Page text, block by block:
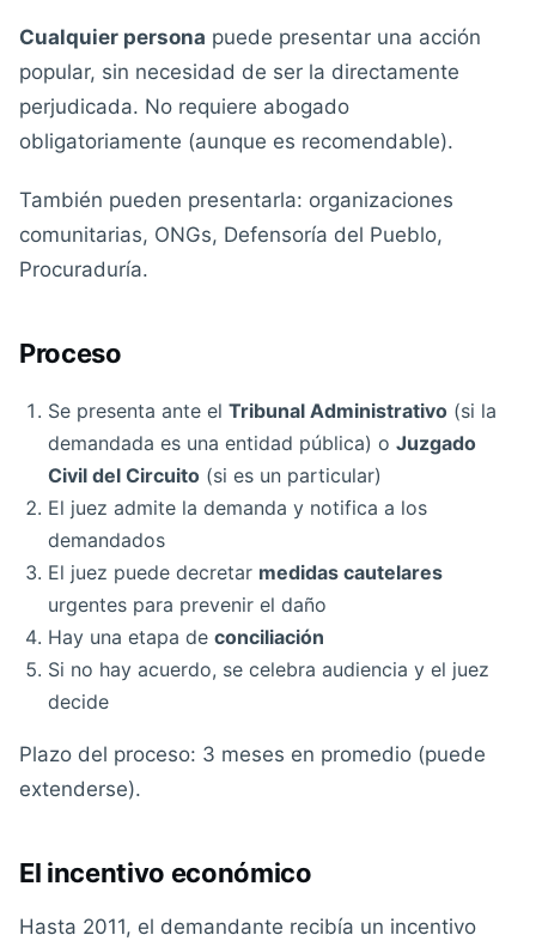
Cualquier persona puede presentar una acción
popular, sin necesidad de ser la directamente
perjudicada. No requiere abogado
obligatoriamente (aunque es recomendable).
También pueden presentarla: organizaciones
comunitarias, ONGs, Defensoría del Pueblo,
Procuraduría.
Proceso
Se presenta ante el Tribunal Administrativo (si la
demandada es una entidad pública) o Juzgado
Civil del Circuito (si es un particular)
El juez admite la demanda y notifica a los
demandados
El juez puede decretar medidas cautelares
urgentes para prevenir el daño
Hay una etapa de conciliación
Si no hay acuerdo, se celebra audiencia y el juez
decide
Plazo del proceso: 3 meses en promedio (puede
extenderse).
El incentivo económico
Hasta 2011, el demandante recibía un incentivo